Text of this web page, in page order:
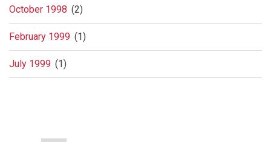
October 1998 (2)
February 1999 (1)
July 1999 (1)